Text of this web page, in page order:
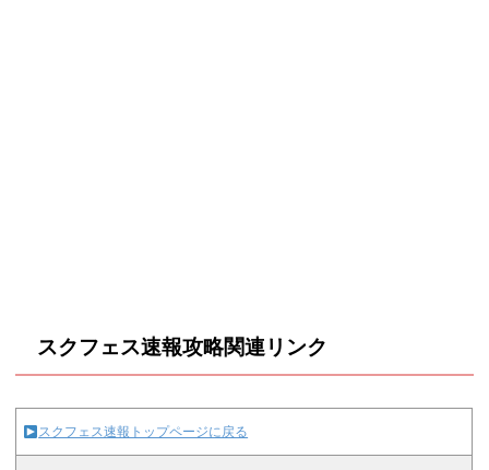
スクフェス速報攻略関連リンク
スクフェス速報トップページに戻る